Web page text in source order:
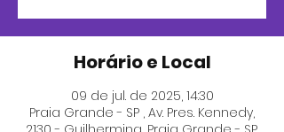
Horário e Local
09 de jul. de 2025, 14:30
Praia Grande - SP , Av. Pres. Kennedy,